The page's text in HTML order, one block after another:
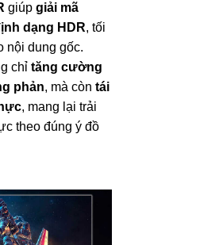
giúp giải mã
dạng HDR, tối
nội dung gốc.
chỉ tăng cường
phản, mà còn tái
, mang lại trải
theo đúng ý đồ